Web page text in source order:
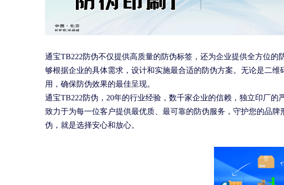
通宝TB222防伪不仅提供高质量的防伪标签，还为企业提供全方位
够根据企业的具体需求，设计和实施最合适的防伪方案。无论是二
用，确保防伪效果的最佳呈现。
通宝TB222防伪，20年的行业经验，数千家企业的信赖，独立印厂
致力于为每一位客户提供最优质、最可靠的防伪服务，守护您的品
伪，就是选择安心和放心。